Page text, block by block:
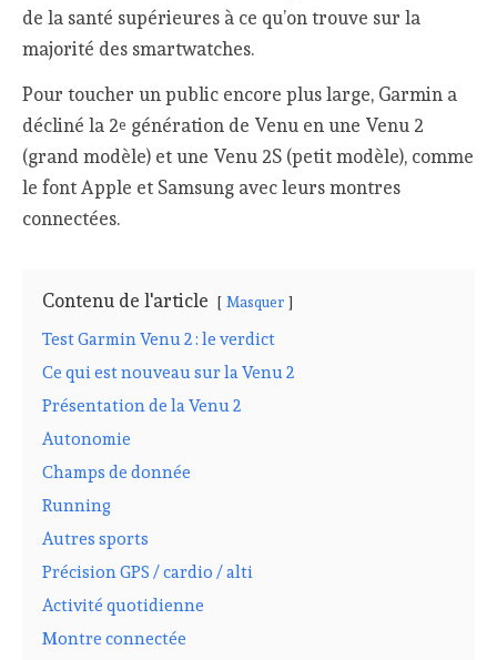
de la santé supérieures à ce qu’on trouve sur la
majorité des smartwatches.
Pour toucher un public encore plus large, Garmin a
décliné la 2e génération de Venu en une Venu 2
(grand modèle) et une Venu 2S (petit modèle), comme
le font Apple et Samsung avec leurs montres
connectées.
Contenu de l'article Masquer
Test Garmin Venu 2 : le verdict
Ce qui est nouveau sur la Venu 2
Présentation de la Venu 2
Autonomie
Champs de donnée
Running
Autres sports
Précision GPS / cardio / alti
Activité quotidienne
Montre connectée